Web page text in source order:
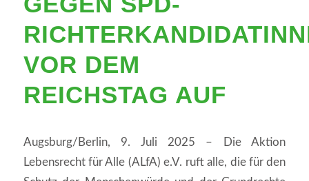
VOR DEM
REICHSTAG AUF
Augsburg/Berlin, 9. Juli 2025 – Die Aktion
Lebensrecht für Alle (ALfA) e.V. ruft alle, die für den